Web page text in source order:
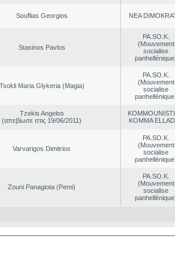
Souflias Georgios NEA
Stasinos Pavlos
PA.SO.K.
(Mouvement
socialise
Tsokli Maria Glykeria (Magia)
PA.SO.K.
(Mouvement
socialise
Tzekis Angelos
(απεβίωσε στις 19/06/2011)
KOMMA
Varvarigos Dimitrios
PA.SO.K.
(Mouvement
socialise
Zouni Panagiota (Pemi)
PA.SO.K.
(Mouvement
socialise